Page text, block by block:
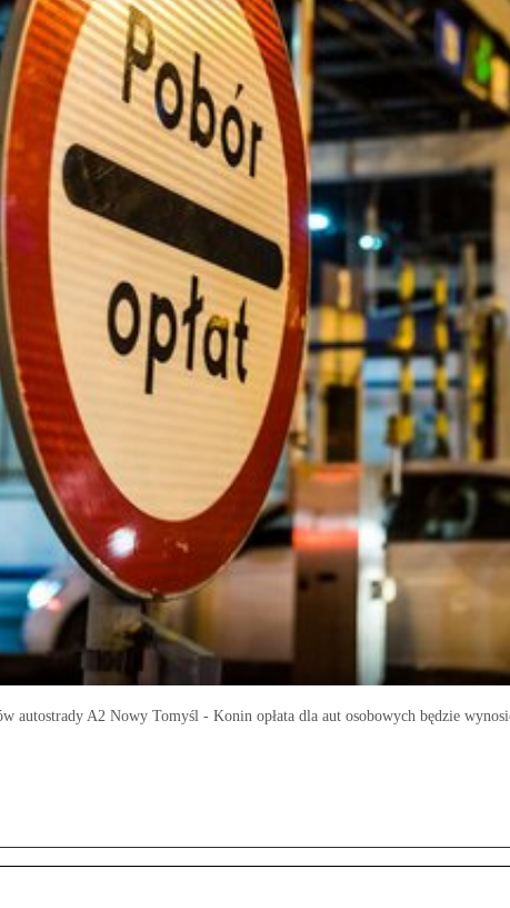
autostrady A2 Nowy Tomyśl - Konin opłata dla aut osobowych będzie